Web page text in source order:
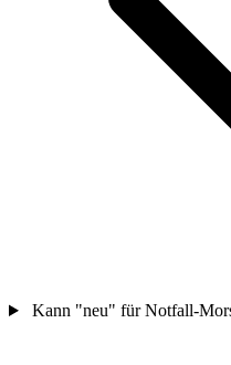
Kann "neu" für Notfall-